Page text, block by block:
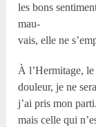
les bons
mau-
vais, elle ne
À l’Hermitage,
douleur, je ne
j’ai pris mon
mais celle qui